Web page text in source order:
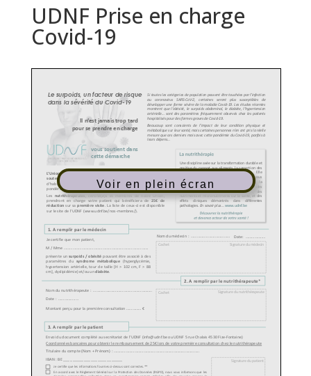
UDNF Prise en charge
Covid-19
Voir en plein écran